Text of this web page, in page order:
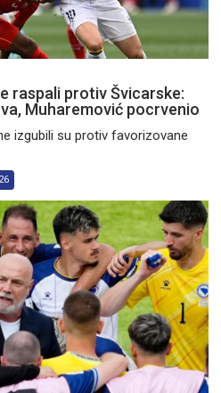
raspali protiv Švicarske:
Muharemović pocrvenio
izgubili su protiv favorizovane